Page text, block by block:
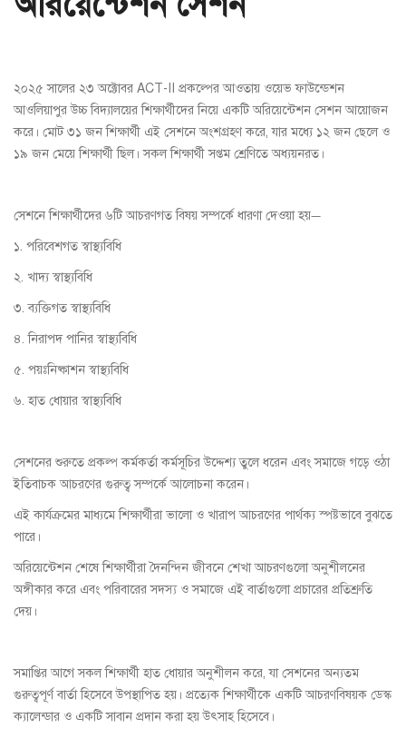
২০২৫ সালের ২৩ অক্টোবর ACT-II প্রকল্পের আওতায় ওয়েভ ফাউন্ডেশন
আওলিয়াপুর উচ্চ বিদ্যালয়ের শিক্ষার্থীদের নিয়ে একটি অরিয়েন্টেশন সেশন আয়োজন
করে। মোট ৩১ জন শিক্ষার্থী এই সেশনে অংশগ্রহণ করে, যার মধ্যে ১২ জন ছেলে ও
১৯ জন মেয়ে শিক্ষার্থী ছিল। সকল শিক্ষার্থী সপ্তম শ্রেণিতে অধ্যয়নরত।
সেশনে শিক্ষার্থীদের ৬টি আচরণগত বিষয় সম্পর্কে ধারণা দেওয়া হয়—
১. পরিবেশগত স্বাস্থ্যবিধি
২. খাদ্য স্বাস্থ্যবিধি
৩. ব্যক্তিগত স্বাস্থ্যবিধি
৪. নিরাপদ পানির স্বাস্থ্যবিধি
৫. পয়ঃনিষ্কাশন স্বাস্থ্যবিধি
৬. হাত ধোয়ার স্বাস্থ্যবিধি
সেশনের শুরুতে প্রকল্প কর্মকর্তা কর্মসূচির উদ্দেশ্য তুলে ধরেন এবং সমাজে গড়ে ওঠা
ইতিবাচক আচরণের গুরুত্ব সম্পর্কে আলোচনা করেন।
এই কার্যক্রমের মাধ্যমে শিক্ষার্থীরা ভালো ও খারাপ আচরণের পার্থক্য স্পষ্টভাবে বুঝতে
পারে।
অরিয়েন্টেশন শেষে শিক্ষার্থীরা দৈনন্দিন জীবনে শেখা আচরণগুলো অনুশীলনের
অঙ্গীকার করে এবং পরিবারের সদস্য ও সমাজে এই বার্তাগুলো প্রচারের প্রতিশ্রুতি
দেয়।
সমাপ্তির আগে সকল শিক্ষার্থী হাত ধোয়ার অনুশীলন করে, যা সেশনের অন্যতম
গুরুত্বপূর্ণ বার্তা হিসেবে উপস্থাপিত হয়। প্রত্যেক শিক্ষার্থীকে একটি আচরণবিষয়ক ডেস্ক
ক্যালেন্ডার ও একটি সাবান প্রদান করা হয় উৎসাহ হিসেবে।